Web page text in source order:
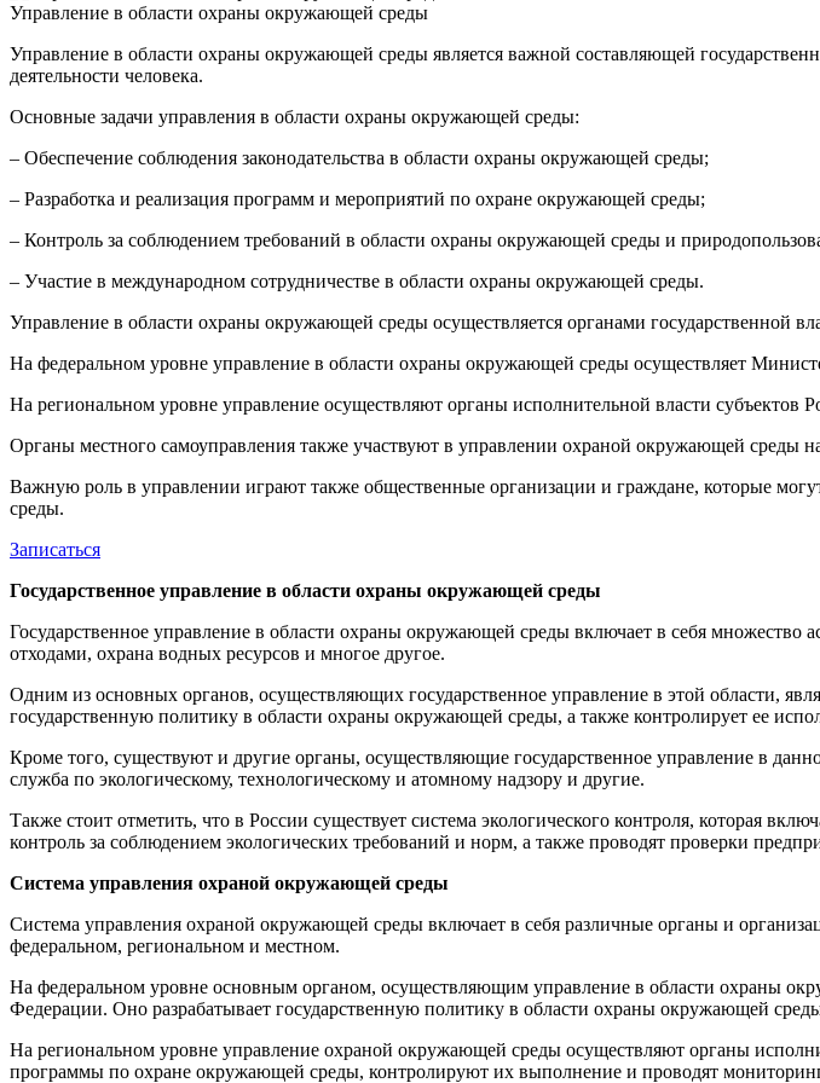
Управление в области охраны окружающей среды
Управление в области охраны окружающей среды является важной составляющей
деятельности человека.
Основные задачи управления в области охраны окружающей среды:
– Обеспечение соблюдения законодательства в области охраны окружающей среды;
– Разработка и реализация программ и мероприятий по охране окружающей среды;
– Контроль за соблюдением требований в области охраны окружающей среды и
– Участие в международном сотрудничестве в области охраны окружающей среды.
Управление в области охраны окружающей среды осуществляется органами государственной
На федеральном уровне управление в области охраны окружающей среды осуществляет
На региональном уровне управление осуществляют органы исполнительной власти субъектов
Органы местного самоуправления также участвуют в управлении охраной окружающей среды
Важную роль в управлении играют также общественные организации и граждане, которые
среды.
Записаться
Государственное управление в области охраны окружающей среды
Государственное управление в области охраны окружающей среды включает в себя множество
отходами, охрана водных ресурсов и многое другое.
Одним из основных органов, осуществляющих государственное управление в этой области,
государственную политику в области охраны окружающей среды, а также контролирует ее
Кроме того, существуют и другие органы, осуществляющие государственное управление в
служба по экологическому, технологическому и атомному надзору и другие.
Также стоит отметить, что в России существует система экологического контроля, которая
контроль за соблюдением экологических требований и норм, а также проводят проверки
Система управления охраной окружающей среды
Система управления охраной окружающей среды включает в себя различные органы и
федеральном, региональном и местном.
На федеральном уровне основным органом, осуществляющим управление в области охраны
Федерации. Оно разрабатывает государственную политику в области охраны окружающей
На региональном уровне управление охраной окружающей среды осуществляют органы
программы по охране окружающей среды, контролируют их выполнение и проводят